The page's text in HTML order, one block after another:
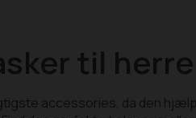
til herre
accessories, da den